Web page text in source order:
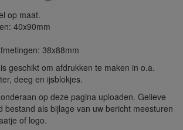
op maat.
40x90mm
38x88mm
geschikt om afdrukken te maken in o.a.
deeg en ijsblokjes.
op deze pagina uploaden. Gelieve
bestand als bijlage van uw bericht meesturen
of logo.